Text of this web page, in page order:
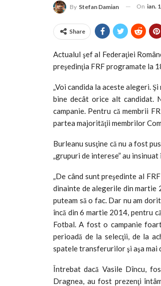
By Stefan Damian On ian.
Share
Actualul şef al Federaţiei
preşedinţia FRF programate la
„Voi candida la aceste alegeri.
bine decât orice alt candidat.
campanie. Pentru că membrii
partea majorităţii membrilor
Burleanu susţine că nu a fost
„grupuri de interese” au
„De când sunt preşedinte al
dinainte de alegerile din martie
puteam să o fac. Dar nu am
încă din 6 martie 2014, pentru
Fotbal. A fost o campanie
perioadă de la selecţii, de la
spatele transferurilor şi aşa mai
Întrebat dacă Vasile Dîncu,
Dragnea, au fost prezenţi